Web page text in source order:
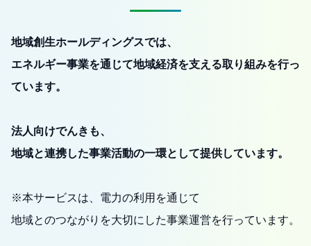
地域創生ホールディングスでは、
エネルギー事業を通じて地域経済を支える取り組みを行っ
ています。
法人向けでんきも、
地域と連携した事業活動の一環として提供しています。
※本サービスは、電力の利用を通じて
地域とのつながりを大切にした事業運営を行っています。